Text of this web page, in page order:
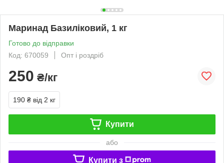
Маринад Базиліковий, 1 кг
Готово до відправки
Код: 670059
Опт і роздріб
250 ₴/кг
190 ₴ від 2 кг
Купити
або
Купити з